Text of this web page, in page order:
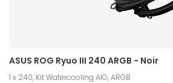
ASUS ROG Ryuo III 240 ARGB - Noir
1 x 240, Kit Watercooling AIO, ARGB